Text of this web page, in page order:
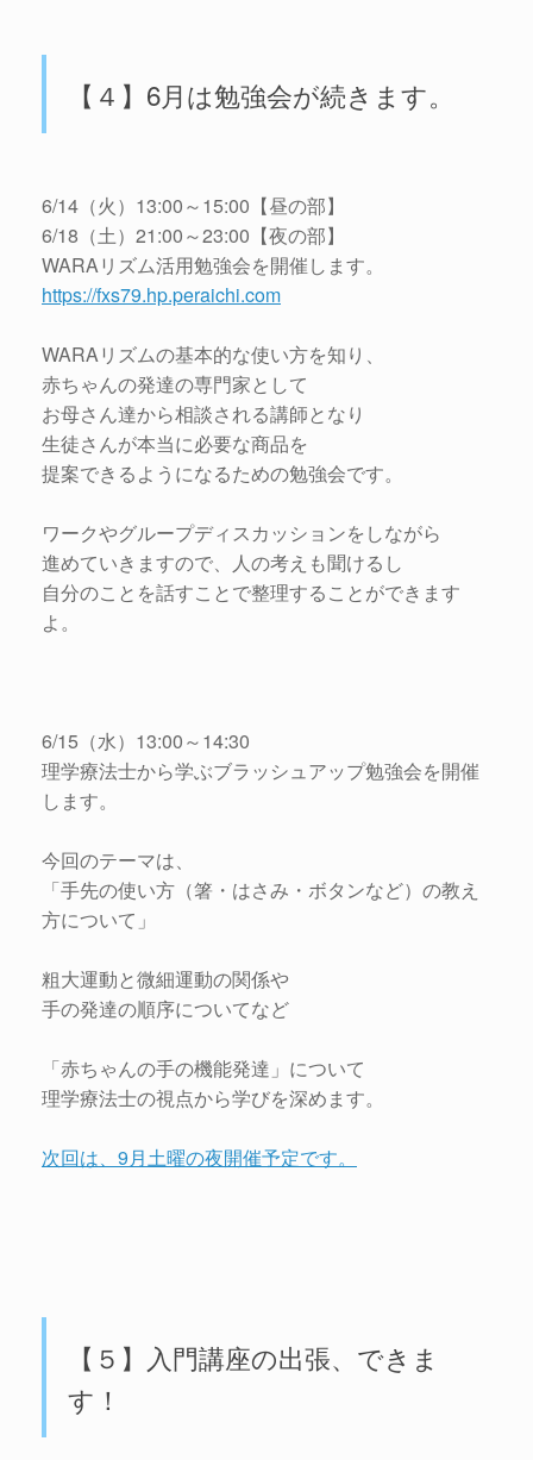
【４】6月は勉強会が続きます。
6/14（火）13:00～15:00【昼の部】
6/18（土）21:00～23:00【夜の部】
WARAリズム活用勉強会を開催します。
https://fxs79.hp.peraichi.com
WARAリズムの基本的な使い方を知り、
赤ちゃんの発達の専門家として
お母さん達から相談される講師となり
生徒さんが本当に必要な商品を
提案できるようになるための勉強会です。
ワークやグループディスカッションをしながら
進めていきますので、人の考えも聞けるし
自分のことを話すことで整理することができます
よ。
6/15（水）13:00～14:30
理学療法士から学ぶブラッシュアップ勉強会を開催
します。
今回のテーマは、
「手先の使い方（箸・はさみ・ボタンなど）の教え
方について」
粗大運動と微細運動の関係や
手の発達の順序についてなど
「赤ちゃんの手の機能発達」について
理学療法士の視点から学びを深めます。
次回は、9月土曜の夜開催予定です。
【５】入門講座の出張、できま
す！